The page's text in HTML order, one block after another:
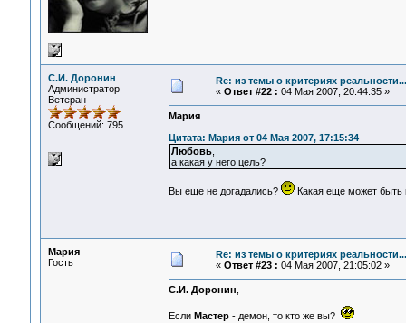
С.И. Доронин
Администратор
Ветеран
Сообщений: 795
Re: из темы о критериях реальности...
« Ответ #22 : 04 Мая 2007, 20:44:35 »
Мария
Цитата: Мария от 04 Мая 2007, 17:15:34
Любовь,
а какая у него цель?
Вы еще не догадались? Какая еще может быть
Мария
Гость
Re: из темы о критериях реальности...
« Ответ #23 : 04 Мая 2007, 21:05:02 »
С.И. Доронин
Если Мастер- демон, то кто же вы?